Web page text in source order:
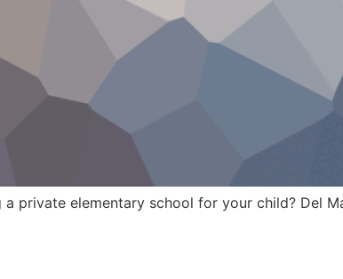
a private elementary school for your child? Del